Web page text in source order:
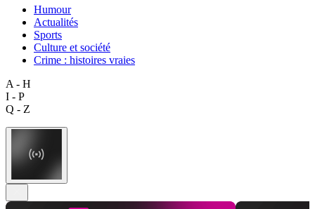
Humour
Actualités
Sports
Culture et société
Crime : histoires vraies
A - H
I - P
Q - Z